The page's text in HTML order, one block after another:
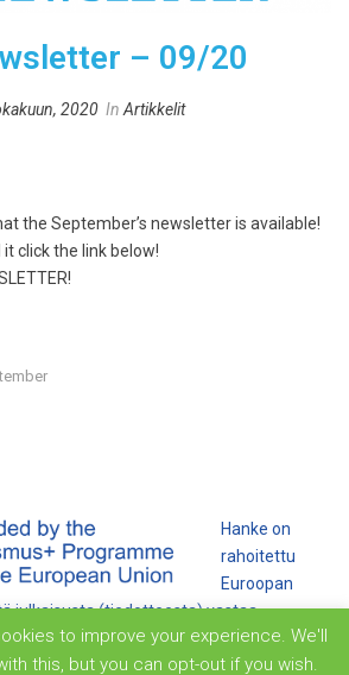
– 09/20
2020 In Artikkelit
the September’s newsletter is available!
click the link below!
Hanke on
rahoitettu
Euroopan
julkaisusta (tiedotteesta) vastaa
eikä komissio ole vastuussa siihen
käytöstä.
to improve your experience. We'll
this, but you can opt-out if you wish.